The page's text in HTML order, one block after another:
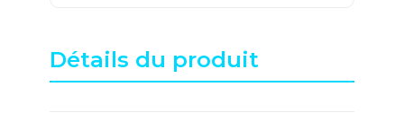
Détails du produit